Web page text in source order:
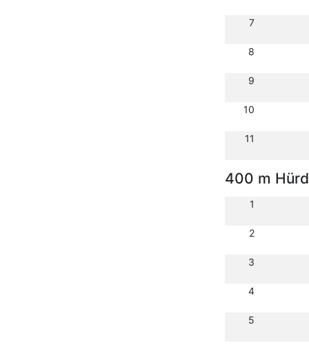
7
8
9
10
11
400 m
1
2
3
4
5